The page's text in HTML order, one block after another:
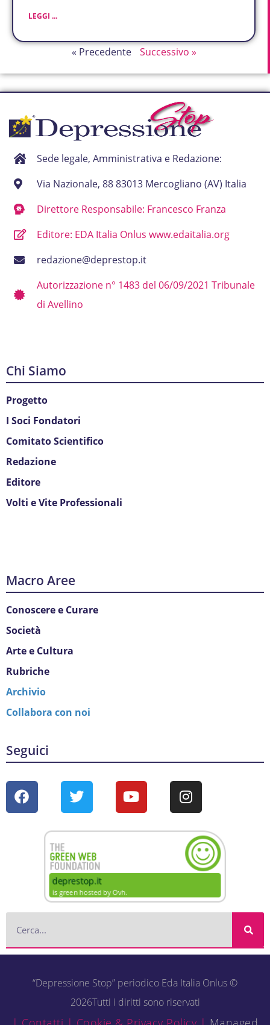
LEGGI ...
« Precedente Successivo »
Sede legale, Amministrativa e Redazione:
Via Nazionale, 88 83013 Mercogliano (AV) Italia
Direttore Responsabile: Francesco Franza
Editore: EDA Italia Onlus www.edaitalia.org
redazione@deprestop.it
Autorizzazione n° 1483 del 06/09/2021 Tribunale
di Avellino
Chi Siamo
Progetto
I Soci Fondatori
Comitato Scientifico
Redazione
Editore
Volti e Vite Professionali
Macro Aree
Conoscere e Curare
Società
Arte e Cultura
Rubriche
Archivio
Collabora con noi
Seguici
“Depressione Stop” periodico Eda Italia Onlus ©
2026Tutti i diritti sono riservati